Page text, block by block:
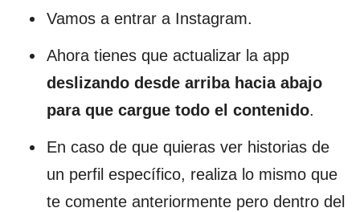
Vamos a entrar a Instagram.
Ahora tienes que actualizar la app
deslizando desde arriba hacia abajo
para que cargue todo el contenido.
En caso de que quieras ver historias de
un perfil específico, realiza lo mismo que
te comente anteriormente pero dentro del